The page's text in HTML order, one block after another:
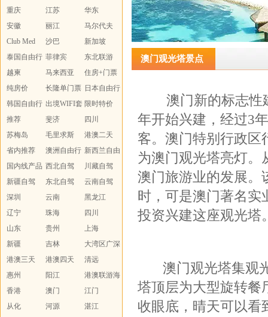
重庆
江苏
华东
安徽
丽江
马尔代夫
Club Med
沙巴
新加坡
泰国自由行 菲律宾
东北联游
越柬
马来西亚
住房+门票
纯房价
长隆单门票 日本自由行
韩国自由行 出境WIFI套
餐
限时特价
WIFI
推荐 斐济
四川
苏梅岛
毛里求斯
港澳二天
省内推荐
澳洲自由行 新西兰自由
行
国内线产品
汇总
西北自驾
川藏自驾
新疆自驾
东北自驾
云南自驾
深圳
云南
黑龙江
辽宁
珠海
四川
山东
贵州
上海
新疆
吉林
大湾区广深
珠
港澳三天 港澳四天
清远
惠州
阳江
港澳联游海
报
香港 澳门
江门
从化
河源
湛江
澳门观光塔景点
澳门新的标志性
年开始兴建，经过3
客。澳门特别行政区
为澳门观光塔亮灯。
澳门旅游业的发展。
时，可是澳门著名实
投资兴建这座观光塔
澳门观光塔集观光
塔顶层为大型旋转餐
收眼底，晴天可以看